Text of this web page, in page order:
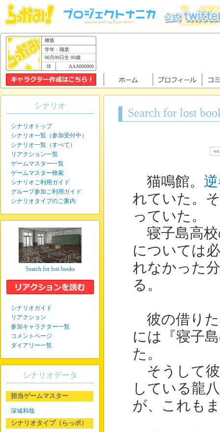
種族
学年：職業
00月00日生 00歳
AAA000000
Search for lost
猫鳴館。
れていた。
っていた。
寝子島高校
については
れなかった
る。
彼の借りた
には『寝子
た。
そうして彼
している龍
が、これも
シナリオ
シナリオトップ
シナリオ一覧（参加受付中）
シナリオ一覧（すべて）
リアクション一覧
ゲームマスター一覧
ゲームマスター検索
シナリオご利用ガイド
グループ参加ご利用ガイド
シナリオタイプのご案内
Search for lost books
シナリオガイド
リアクション
参加キャラクター一覧
コメントページ
ダイアリー一覧
シナリオデータ
担当ゲームマスター
深城和哉
シナリオタイプ（らっポ）